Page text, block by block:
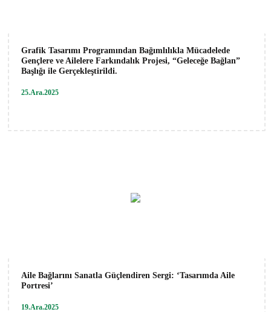
Grafik Tasarımı Programından Bağımlılıkla Mücadelede
Gençlere ve Ailelere Farkındalık Projesi, “Geleceğe Bağlan”
Başlığı ile Gerçekleştirildi.
25.Ara.2025
Aile Bağlarını Sanatla Güçlendiren Sergi: ‘Tasarımda Aile
Portresi’
19.Ara.2025